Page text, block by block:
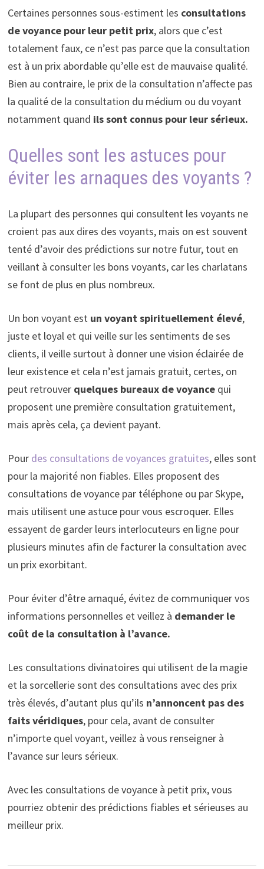
Certaines personnes sous-estiment les consultations
de voyance pour leur petit prix, alors que c’est
totalement faux, ce n’est pas parce que la consultation
est à un prix abordable qu’elle est de mauvaise qualité.
Bien au contraire, le prix de la consultation n’affecte pas
la qualité de la consultation du médium ou du voyant
notamment quand ils sont connus pour leur sérieux.
Quelles sont les astuces pour
éviter les arnaques des voyants ?
La plupart des personnes qui consultent les voyants ne
croient pas aux dires des voyants, mais on est souvent
tenté d’avoir des prédictions sur notre futur, tout en
veillant à consulter les bons voyants, car les charlatans
se font de plus en plus nombreux.
Un bon voyant est un voyant spirituellement élevé,
juste et loyal et qui veille sur les sentiments de ses
clients, il veille surtout à donner une vision éclairée de
leur existence et cela n’est jamais gratuit, certes, on
peut retrouverquelques bureaux de voyance qui
proposent une première consultation gratuitement,
mais après cela, ça devient payant.
Pour des consultations de voyances gratuites, elles sont
pour la majorité non fiables. Elles proposent des
consultations de voyance par téléphone ou par Skype,
mais utilisent une astuce pour vous escroquer. Elles
essayent de garder leurs interlocuteurs en ligne pour
plusieurs minutes afin de facturer la consultation avec
un prix exorbitant.
Pour éviter d’être arnaqué, évitez de communiquer vos
informations personnelles et veillez à demander le
coût de la consultation à l’avance.
Les consultations divinatoires qui utilisent de la magie
et la sorcellerie sont des consultations avec des prix
très élevés, d’autant plus qu’ils n’annoncent pas des
faits véridiques, pour cela, avant de consulter
n’importe quel voyant, veillez à vous renseigner à
l’avance sur leurs sérieux.
Avec les consultations de voyance à petit prix, vous
pourriez obtenir des prédictions fiables et sérieuses au
meilleur prix.